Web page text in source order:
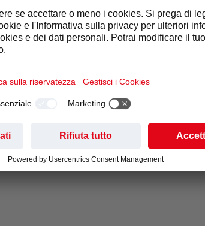
da barista Grande touch-screen